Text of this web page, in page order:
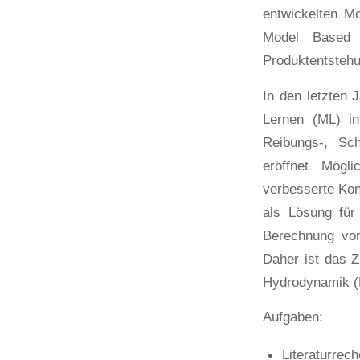
entwickelten
Model
In den letzten
Lernen (ML)
Reibungs-,
eröffnet
verbesserte
als Lösung für
Berechnung
Daher ist das
Hydrodynamik
Aufgaben: